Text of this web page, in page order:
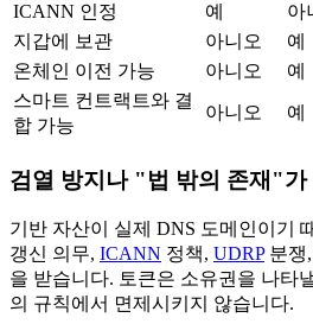
ICANN 인정 예 아
지갑에 보관
아니오 예
온체인 이전 가능
아니오 예
스마트 컨트랙트와 결
합 가능
아니오 예
검열 방지나 "법 밖의 존재"가
기반 자산이 실제 DNS 도메인이기
갱신 의무, ICANN 정책, UDRP분쟁,
을 받습니다. 토큰은 소유권을 나타
의 규칙에서 면제시키지 않습니다.